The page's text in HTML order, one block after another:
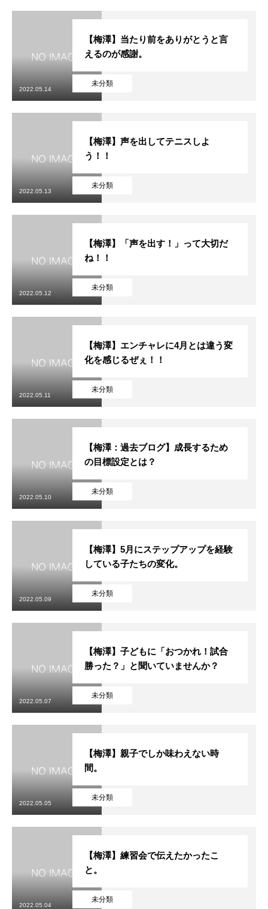
未分類
【梅澤】当たり前をありがとうと言
えるのが感謝。
2022.05.14
未分類
【梅澤】声を出してテニスしよ
う！！
2022.05.13
未分類
【梅澤】「声を出す！」って大切だ
ね！！
2022.05.12
未分類
【梅澤】エンチャレに4月とは違う変
化を感じるぜぇ！！
2022.05.11
未分類
【梅澤：過去ブログ】成長するため
の目標設定とは？
2022.05.10
未分類
【梅澤】5月にステップアップを経験
している子たちの変化。
2022.05.09
未分類
【梅澤】子どもに「おつかれ！試合
勝った？」と聞いていませんか？
2022.05.07
未分類
【梅澤】親子でしか味わえない時
間。
2022.05.05
未分類
【梅澤】練習会で伝えたかったこ
と。
2022.05.04